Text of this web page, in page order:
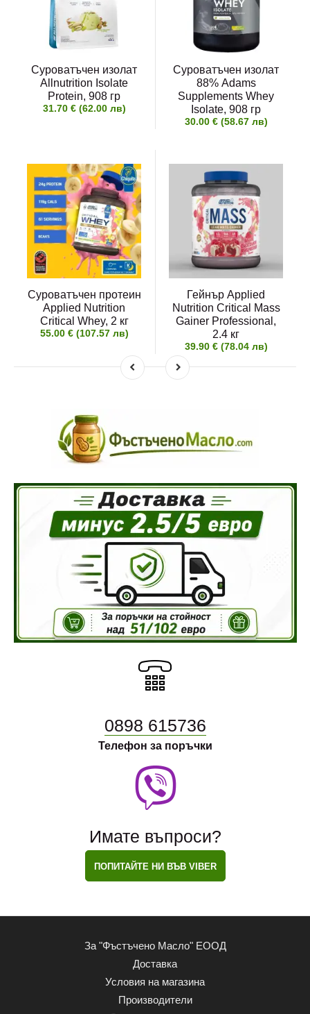
Суроватъчен изолат
Allnutrition Isolate
Protein, 908 гр
31.70 € (62.00 лв)
Суроватъчен изолат
88% Adams
Supplements Whey
Isolate, 908 гр
30.00 € (58.67 лв)
Суроватъчен протеин
Applied Nutrition
Critical Whey, 2 кг
55.00 € (107.57 лв)
Гейнър Applied
Nutrition Critical Mass
Gainer Professional,
2.4 кг
39.90 € (78.04 лв)
0898 615736
Телефон за поръчки
Имате въпроси?
ПОПИТАЙТЕ НИ ВЪВ VIBER
За "Фъстъчено Масло" ЕООД
Доставка
Условия на магазина
Производители